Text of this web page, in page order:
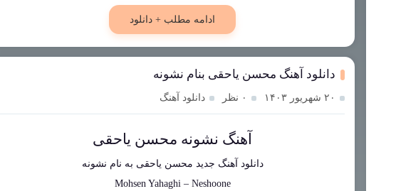
ادامه مطلب + دانلود
دانلود آهنگ محسن یاحقی بنام نشونه
۲۰ شهریور ۱۴۰۳ ۰ نظر دانلود آهنگ
آهنگ نشونه محسن یاحقی
دانلود آهنگ جدید محسن یاحقی به نام نشونه
Mohsen Yahaghi– Neshoone